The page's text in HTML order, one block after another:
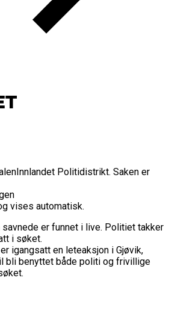
Innlandet Politidistrikt. Saken er
vises automatisk.
savnede er funnet i live. Politiet takker
i søket.
igangsatt en leteaksjon i Gjøvik,
bli benyttet både politi og frivillige